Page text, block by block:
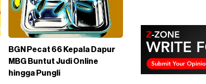
BGN Pecat 66 Kepala Dapur
MBG Buntut Judi Online
hingga Pungli